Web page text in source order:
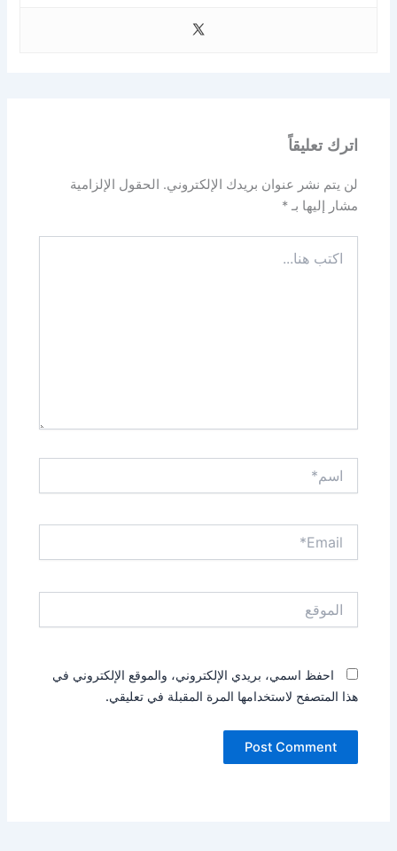
اترك تعليقاً
لن يتم نشر عنوان بريدك الإلكتروني. الحقول الإلزامية
مشار إليها بـ*
هنا...
احفظ اسمي، بريدي الإلكتروني، والموقع الإلكتروني في
هذا المتصفح لاستخدامها المرة المقبلة في تعليقي.